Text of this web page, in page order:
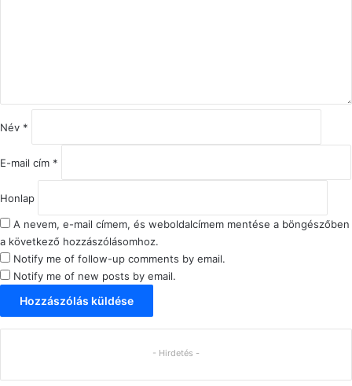
á
sNév *
E-mail cím *
Honlap
A nevem, e-mail címem, és weboldalcímem mentése a böngészőben
a következő hozzászólásomhoz.
Notify me of follow-up comments by email.
Notify me of new posts by email.
- Hirdetés -